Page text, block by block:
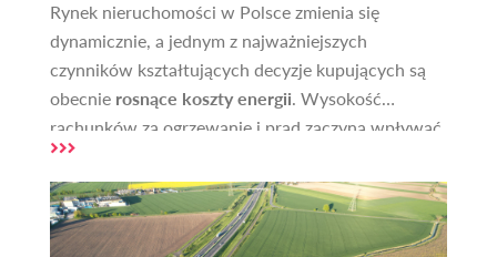
Rynek nieruchomości w Polsce zmienia się
dynamicznie, a jednym z najważniejszych
czynników kształtujących decyzje kupujących są
obecnie rosnące koszty energii. Wysokość
rachunków za ogrzewanie i prąd zaczyna wpływać
zarówno na wartość nieruchomości, jak i na czas
potrzebny do jej sprzedaży. Kupujący coraz
częściej zwracają uwagę na to, jak budynek został
wykonany, jakie ma instalacje oraz jakie generuje